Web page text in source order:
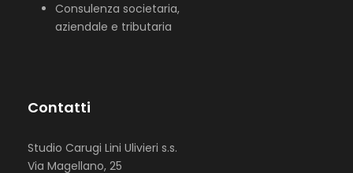
Consulenza societaria,
aziendale e tributaria
Contatti
Studio Carugi Lini Ulivieri s.s.
Via Magellano, 25